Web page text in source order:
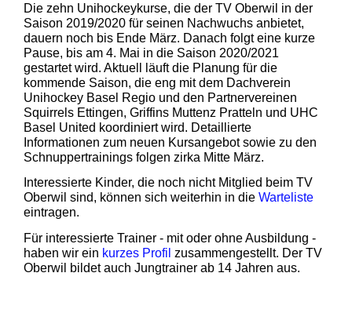
Die zehn Unihockeykurse, die der TV Oberwil in der
Saison 2019/2020 für seinen Nachwuchs anbietet,
dauern noch bis Ende März. Danach folgt eine kurze
Pause, bis am 4. Mai in die Saison 2020/2021
gestartet wird. Aktuell läuft die Planung für die
kommende Saison, die eng mit dem Dachverein
Unihockey Basel Regio und den Partnervereinen
Squirrels Ettingen, Griffins Muttenz Pratteln und UHC
Basel United koordiniert wird. Detaillierte
Informationen zum neuen Kursangebot sowie zu den
Schnuppertrainings folgen zirka Mitte März.
Interessierte Kinder, die noch nicht Mitglied beim TV
Oberwil sind, können sich weiterhin in die Warteliste
eintragen.
Für interessierte Trainer - mit oder ohne Ausbildung -
haben wir ein kurzes Profil zusammengestellt. Der TV
Oberwil bildet auch Jungtrainer ab 14 Jahren aus.